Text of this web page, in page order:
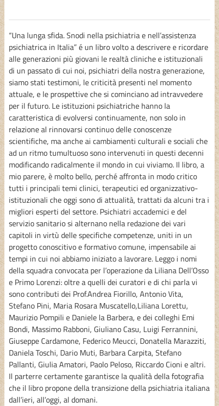
“Una lunga sfida. Snodi nella psichiatria e nell’assistenza
psichiatrica in Italia” é un libro volto a descrivere e ricordare
alle generazioni più giovani le realtà cliniche e istituzionali
di un passato di cui noi, psichiatri della nostra generazione,
siamo stati testimoni, le criticità presenti nel momento
attuale, e le prospettive che si cominciano ad intravvedere
per il futuro. Le istituzioni psichiatriche hanno la
caratteristica di evolversi continuamente, non solo in
relazione al rinnovarsi continuo delle conoscenze
scientifiche, ma anche ai cambiamenti culturali e sociali che
ad un ritmo tumultuoso sono intervenuti in questi decenni
modificando radicalmente il mondo in cui viviamo. Il libro, a
mio parere, è molto bello, perché affronta in modo critico
tutti i principali temi clinici, terapeutici ed organizzativo-
istituzionali che oggi sono di attualità, trattati da alcuni tra i
migliori esperti del settore. Psichiatri accademici e del
servizio sanitario si alternano nella redazione dei vari
capitoli in virtù delle specifiche competenze, uniti in un
progetto conoscitivo e formativo comune, impensabile ai
tempi in cui noi abbiamo iniziato a lavorare. Leggo i nomi
della squadra convocata per l’operazione da Liliana Dell’Osso
e Primo Lorenzi: oltre a quelli dei curatori e di chi parla vi
sono contributi dei Prof.Andrea Fiorillo, Antonio Vita,
Stefano Pini, Maria Rosara Muscatello,Liliana Lorettu,
Maurizio Pompili e Daniele la Barbera, e dei colleghi Emi
Bondi, Massimo Rabboni, Giuliano Casu, Luigi Ferrannini,
Giuseppe Cardamone, Federico Meucci, Donatella Marazziti,
Daniela Toschi, Dario Muti, Barbara Carpita, Stefano
Pallanti, Giulia Amatori, Paolo Peloso, Riccardo Cioni e altri.
Il parterre certamente garantisce la qualità della fotografia
che il libro propone della transizione della psichiatria italiana
dall’ieri, all’oggi, al domani.